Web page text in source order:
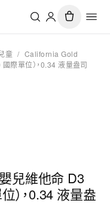
童 / California Gold
際單位），0.34 液量盎司
兒維他命 D3
），0.34 液量盎